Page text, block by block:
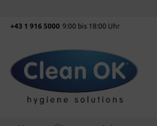
+43 1 916 5000 9:00 bis 18:00 Uhr